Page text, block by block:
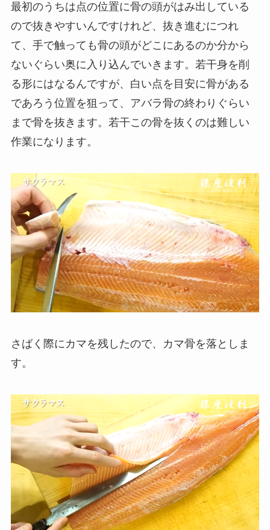
最初のうちは点の位置に骨の頭がはみ出している
ので抜きやすいんですけれど、抜き進むにつれ
て、手で触っても骨の頭がどこにあるのか分から
ないぐらい奥に入り込んでいきます。若干身を削
る形にはなるんですが、白い点を目安に骨がある
であろう位置を狙って、アバラ骨の終わりぐらい
まで骨を抜きます。若干この骨を抜くのは難しい
作業になります。
さばく際にカマを残したので、カマ骨を落としま
す。